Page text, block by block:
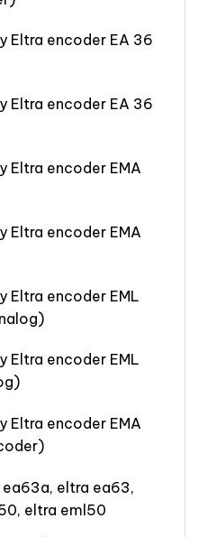
Eltra encoder EA 36
Eltra encoder EA 36
Eltra encoder EMA
Eltra encoder EMA
Eltra encoder EML
Eltra encoder EML
Eltra encoder EMA
eltra ea63,
eltra eml50